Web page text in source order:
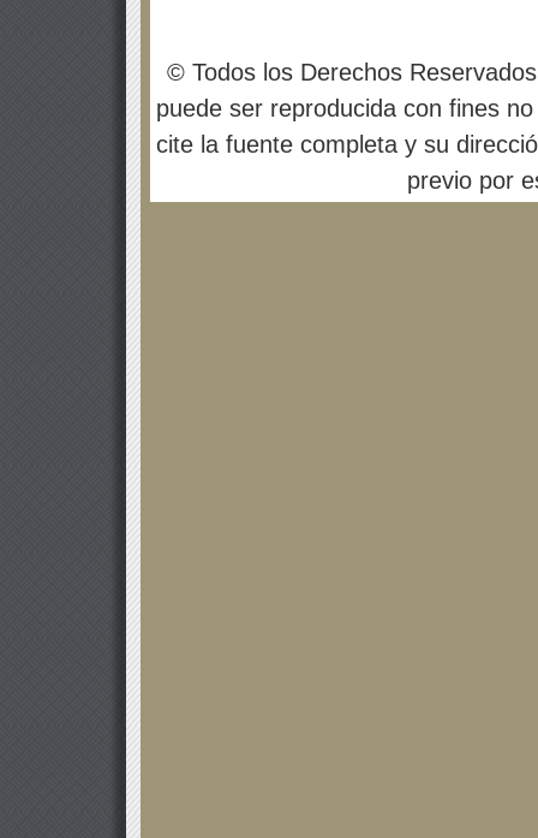
© Todos los Derechos
puede ser reproducida con fines
cite la fuente completa y su
previo por